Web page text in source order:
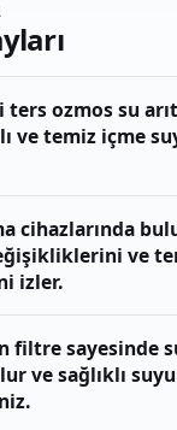
ozmos su
ve temiz içme
cihazlarında
ve
izler.
filtre sayesinde
ve sağlıklı